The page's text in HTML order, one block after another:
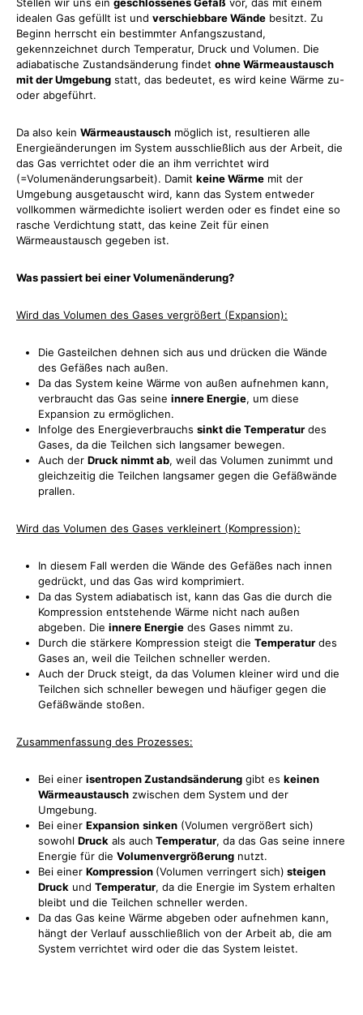
idealen Gas gefüllt ist und verschiebbare Wände besitzt. Zu
Beginn herrscht ein bestimmter Anfangszustand,
gekennzeichnet durch Temperatur, Druck und Volumen. Die
adiabatische Zustandsänderung findet ohne Wärmeaustausch
mit der Umgebung statt, das bedeutet, es wird keine Wärme zu-
oder abgeführt.
Da also kein Wärmeaustausch möglich ist, resultieren alle
Energieänderungen im System ausschließlich aus der Arbeit, die
das Gas verrichtet oder die an ihm verrichtet wird
(=Volumenänderungsarbeit). Damit keine Wärme mit der
Umgebung ausgetauscht wird, kann das System entweder
vollkommen wärmedichte isoliert werden oder es findet eine so
rasche Verdichtung statt, das keine Zeit für einen
Wärmeaustausch gegeben ist.
Was passiert bei einer Volumenänderung?
Wird das Volumen des Gases vergrößert (Expansion):
Die Gasteilchen dehnen sich aus und drücken die Wände
des Gefäßes nach außen.
Da das System keine Wärme von außen aufnehmen kann,
verbraucht das Gas seine innere Energie, um diese
Expansion zu ermöglichen.
Infolge des Energieverbrauchs sinkt die Temperatur des
Gases, da die Teilchen sich langsamer bewegen.
Auch der Druck nimmt ab, weil das Volumen zunimmt und
gleichzeitig die Teilchen langsamer gegen die Gefäßwände
prallen.
Wird das Volumen des Gases verkleinert (Kompression):
In diesem Fall werden die Wände des Gefäßes nach innen
gedrückt, und das Gas wird komprimiert.
Da das System adiabatisch ist, kann das Gas die durch die
Kompression entstehende Wärme nicht nach außen
abgeben. Die innere Energie des Gases nimmt zu.
Durch die stärkere Kompression steigt die Temperatur des
Gases an, weil die Teilchen schneller werden.
Auch der Druck steigt, da das Volumen kleiner wird und die
Teilchen sich schneller bewegen und häufiger gegen die
Gefäßwände stoßen.
Zusammenfassung des Prozesses:
Bei einer isentropen Zustandsänderung gibt es keinen
Wärmeaustausch zwischen dem System und der
Umgebung.
Bei einer Expansion sinken (Volumen vergrößert sich)
sowohl Druck als auch Temperatur, da das Gas seine innere
Energie für die Volumenvergrößerung nutzt.
Bei einer Kompression (Volumen verringert sich) steigen
Druck und Temperatur, da die Energie im System erhalten
bleibt und die Teilchen schneller werden.
Da das Gas keine Wärme abgeben oder aufnehmen kann,
hängt der Verlauf ausschließlich von der Arbeit ab, die am
System verrichtet wird oder die das System leistet.